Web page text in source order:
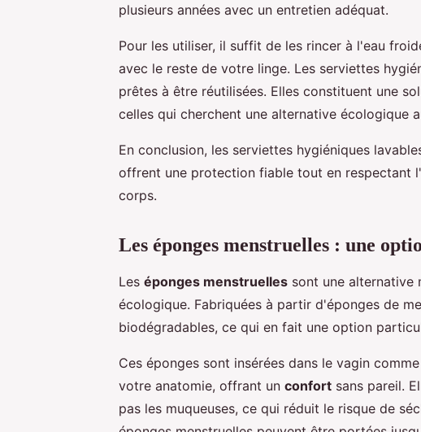
plusieurs années avec un entretien adéquat.
Pour les utiliser, il suffit de les rincer à l'eau
avec le reste de votre linge. Les serviettes
prêtes à être réutilisées. Elles constituent une
celles qui cherchent une alternative écologique
En conclusion, les serviettes hygiéniques
offrent une protection fiable tout en respectant
corps.
Les éponges menstruelles : une
Les éponges menstruelles sont une alternative
écologique. Fabriquées à partir d'éponges de
biodégradables, ce qui en fait une option
Ces éponges sont insérées dans le vagin
votre anatomie, offrant un confort sans pareil.
pas les muqueuses, ce qui réduit le risque de